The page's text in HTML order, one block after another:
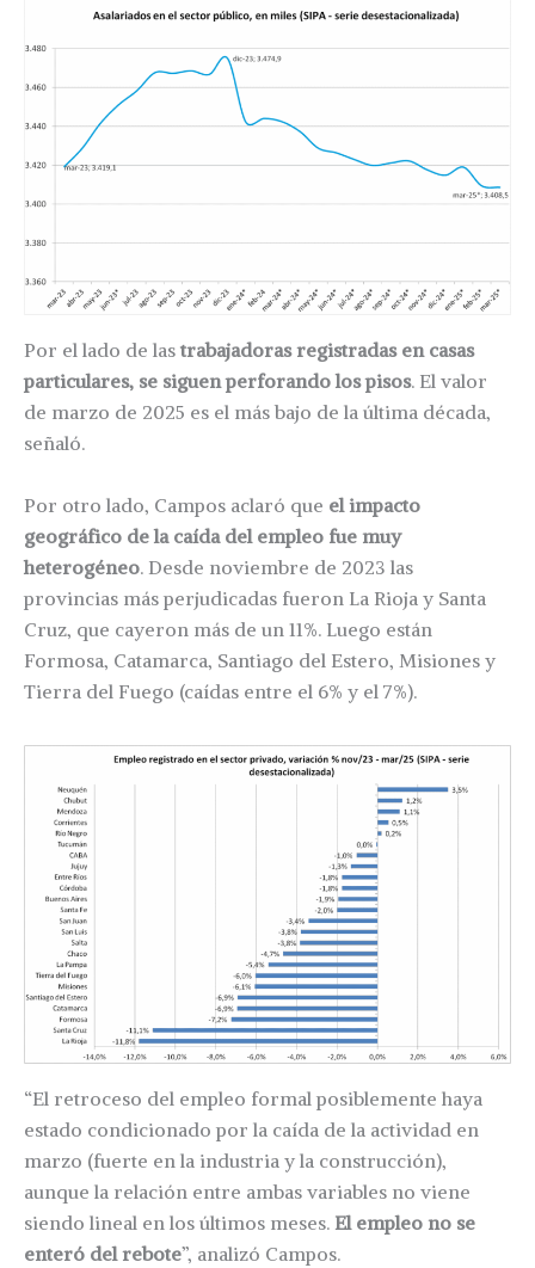
Por el lado de las trabajadoras registradas en casas
particulares, se siguen perforando los pisos. El valor
de marzo de 2025 es el más bajo de la última década,
señaló.
Por otro lado, Campos aclaró que el impacto
geográfico de la caída del empleo fue muy
heterogéneo. Desde noviembre de 2023 las
provincias más perjudicadas fueron La Rioja y Santa
Cruz, que cayeron más de un 11%. Luego están
Formosa, Catamarca, Santiago del Estero, Misiones y
Tierra del Fuego (caídas entre el 6% y el 7%).
“El retroceso del empleo formal posiblemente haya
estado condicionado por la caída de la actividad en
marzo (fuerte en la industria y la construcción),
aunque la relación entre ambas variables no viene
siendo lineal en los últimos meses. El empleo no se
enteró del rebote”, analizó Campos.